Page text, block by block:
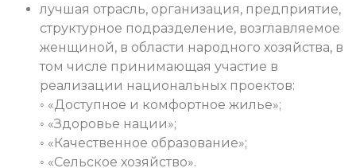
лучшая отрасль, организация, предприятие,
структурное подразделение, возглавляемое
женщиной, в области народного хозяйства, в
том числе принимающая участие в
реализации национальных проектов:
◦ «Доступное и комфортное жилье»;
◦ «Здоровье нации»;
◦ «Качественное образование»;
◦ «Сельское хозяйство».